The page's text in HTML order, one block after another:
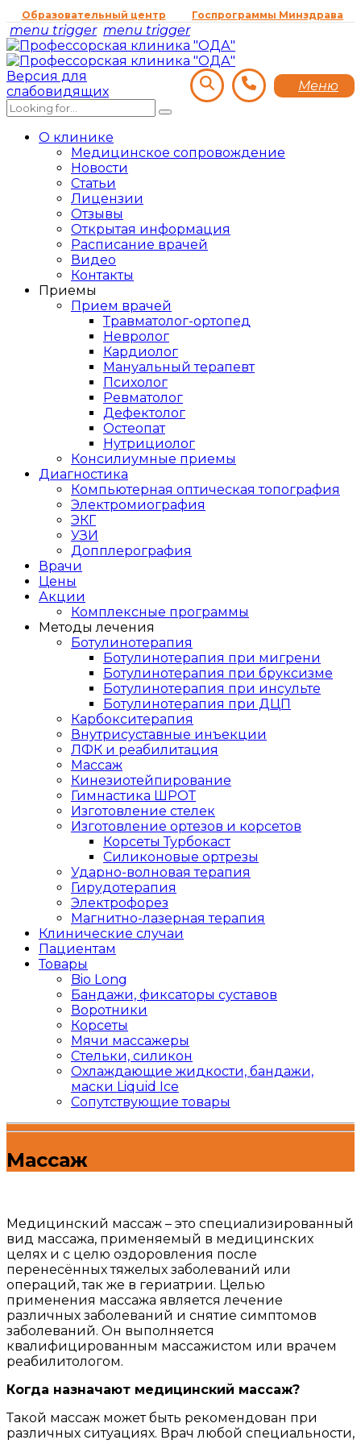
Образовательный центр Госпрограммы Минздрава
menu trigger menu trigger
Меню
Версия для
слабовидящих
О клинике
Медицинское сопровождение
Новости
Статьи
Лицензии
Отзывы
Открытая информация
Расписание врачей
Видео
Контакты
Приемы
Прием врачей
Травматолог-ортопед
Невролог
Кардиолог
Мануальный терапевт
Психолог
Ревматолог
Дефектолог
Остеопат
Нутрициолог
Консилиумные приемы
Диагностика
Компьютерная оптическая топография
Электромиография
ЭКГ
УЗИ
Допплерография
Врачи
Цены
Акции
Комплексные программы
Методы лечения
Ботулинотерапия
Ботулинотерапия при мигрени
Ботулинотерапия при бруксизме
Ботулинотерапия при инсульте
Ботулинотерапия при ДЦП
Карбокситерапия
Внутрисуставные инъекции
ЛФК и реабилитация
Массаж
Кинезиотейпирование
Гимнастика ШРОТ
Изготовление стелек
Изготовление ортезов и корсетов
Корсеты Турбокаст
Силиконовые ортрезы
Ударно-волновая терапия
Гирудотерапия
Электрофорез
Магнитно-лазерная терапия
Клинические случаи
Пациентам
Товары
Bio Long
Бандажи, фиксаторы суставов
Воротники
Корсеты
Мячи массажеры
Стельки, силикон
Охлаждающие жидкости, бандажи,
маски Liquid Ice
Сопутствующие товары
Массаж
Медицинский массаж – это специализированный
вид массажа, применяемый в медицинских
целях и с целю оздоровления после
перенесённых тяжелых заболеваний или
операций, так же в гериатрии. Целью
применения массажа является лечение
различных заболеваний и снятие симптомов
заболеваний. Он выполняется
квалифицированным массажистом или врачем
реабилитологом.
Когда назначают медицинский массаж?
Такой массаж может быть рекомендован при
различных ситуациях. Врач любой специальности,